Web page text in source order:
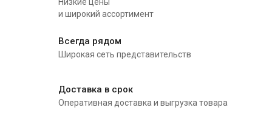
и широкий ассортимент
Всегда рядом
Широкая сеть представительств
Доставка в срок
Оперативная доставка и выгрузка товара